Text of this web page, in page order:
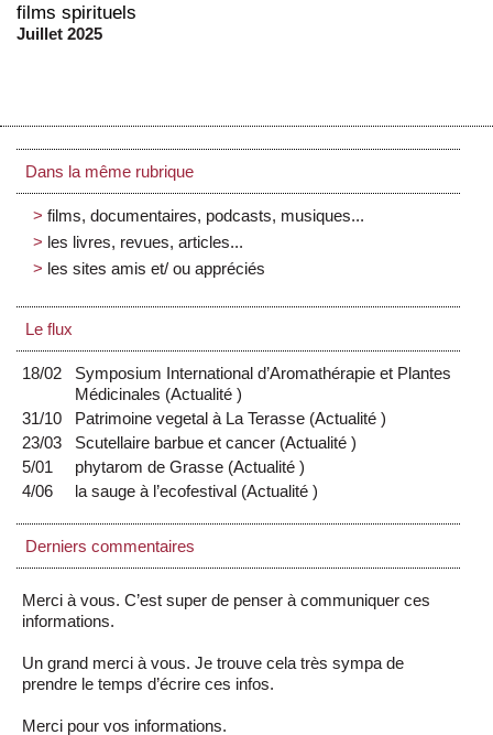
films spirituels
Juillet 2025
Dans la même rubrique
films, documentaires, podcasts, musiques...
les livres, revues, articles...
les sites amis et/ ou appréciés
Le flux
18/02
Symposium International d’Aromathérapie et Plantes
Médicinales (Actualité)
31/10
Patrimoine vegetal à La Terasse (Actualité)
23/03
Scutellaire barbue et cancer (Actualité)
5/01
phytarom de Grasse (Actualité)
4/06
la sauge à l’ecofestival (Actualité)
Derniers commentaires
Merci à vous. C’est super de penser à communiquer ces
informations.
Un grand merci à vous. Je trouve cela très sympa de
prendre le temps d’écrire ces infos.
Merci pour vos informations.